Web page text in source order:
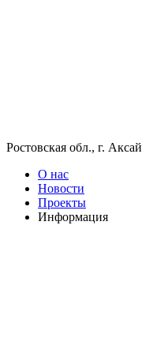
Ростовская обл., г. Аксай
О нас
Новости
Проекты
Информация